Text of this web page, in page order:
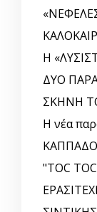
Η
ΔΥΟ
ΣΚΗΝΗ
Η νέα
"TOC